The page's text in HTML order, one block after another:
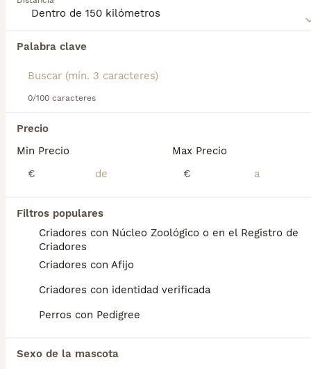
Palabra clave
0/100 caracteres
Precio
Min Precio
€
Max Precio
€
Filtros populares
Criadores con Núcleo Zoológico o en el Registro de
Criadores
Criadores con Afijo
Criadores con identidad verificada
Perros con Pedigree
Sexo de la mascota
compra de Spaniel Picardo para obtener información sobre
Encontramos 0 Spaniel Picardo Cachorros en
Si deseas exactamente esta búsqueda guarda tu
búsqueda y espera el resultado perfecto:
Preguntas frecuentes
¿Son raros los spaniels de
Picardía?
Relativamente rara , esta raza combina el
encanto clásico del spaniel con la robustez y
versatilidad de un perro de caza
experimentado. De naturaleza trabajadora, el